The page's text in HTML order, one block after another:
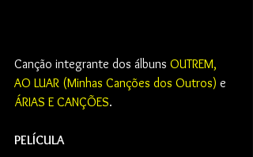
Canção integrante dos álbuns OUTREM,
AO LUAR (Minhas Canções dos Outros) e
ÁRIAS E CANÇÕES.
PELÍCULA